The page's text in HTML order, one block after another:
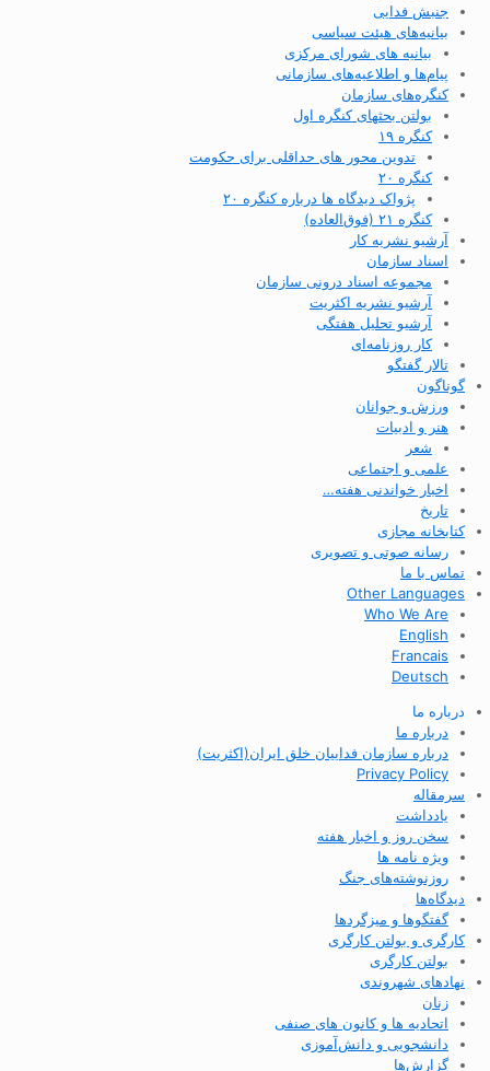
جنبش فدایی
بیانیه‌های هیئت سیاسی
بیانیه های شورای مرکزی
پیام‌ها و اطلاعیه‌های سازمانی
کنگره‌های سازمان
بولتن بحثهای کنگره اول
کنگره ۱۹
تدوین محور های حداقلی برای حکومت
کنگره ۲۰
پژواک دیدگاه ها درباره کنگره ۲۰
کنگره ۲۱ (فوق‌العاده)
آرشیو نشریه کار
اسناد سازمان
مجموعه اسناد درونی سازمان
آرشیو نشریه اکثریت
آرشیو تحلیل هفتگی
کار روزنامه‌ای
تالار گفتگو
گوناگون
ورزش و جوانان
هنر و ادبیات
شعر
علمی و اجتماعی
اخبار خواندنی هفته…
تاریخ
کتابخانه مجازی
رسانه صوتی و تصویری
تماس با ما
Other Languages
Who We Are
English
Francais
Deutsch
درباره ما
درباره ما
درباره سازمان فداییان خلق ایران(اکثریت)
Privacy Policy
سرمقاله
یادداشت
سخن روز و اخبار هفته
ویژه نامه ها
روزنوشته‌های جنگ
دیدگاه‌ها
گفتگوها و میزگردها
کارگری و بولتن کارگری
بولتن کارگری
نهادهای شهروندی
زنان
اتحادیه ها و کانون های صنفی
دانشجویی و دانش‌آموزی
گزارش‌ها